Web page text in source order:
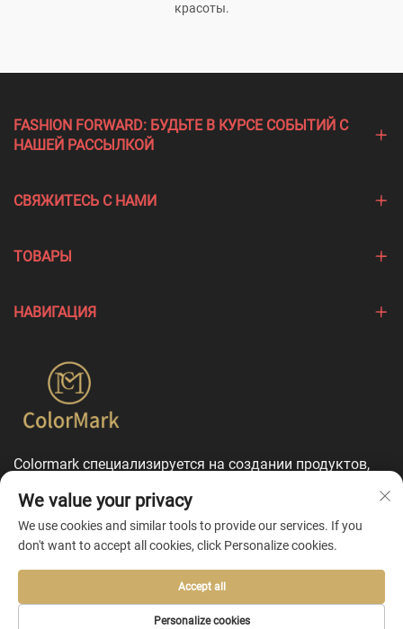
красоты.
FASHION FORWARD: БУДЬТЕ В КУРСЕ СОБЫТИЙ С
НАШЕЙ РАССЫЛКОЙ
СВЯЖИТЕСЬ С НАМИ
ТОВАРЫ
НАВИГАЦИЯ
Colormark специализируется на создании продуктов,
брендов, и предлагает комплексные услуги по
индивидуальной настройке.
Copyright © 2026 by Ningbo Colormark Cosmetics Co., Ltd. -
We value your privacy
We use cookies and similar tools to provide our services. If you
don't want to accept all cookies, click Personalize cookies.
Personalize cookies
Accept all